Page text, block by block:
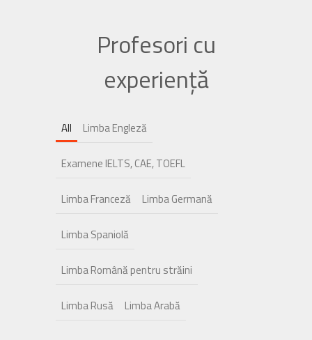
Profesori cu
experiență
All Limba Engleză
Examene IELTS, CAE, TOEFL
Limba Franceză Limba Germană
Limba Spaniolă
Limba Română pentru străini
Limba Rusă Limba Arabă